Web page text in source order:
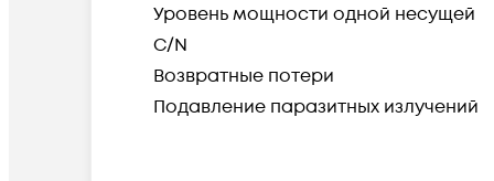
Уровень мощности одной несущей
C/N
Возвратные потери
Подавление паразитных излучений